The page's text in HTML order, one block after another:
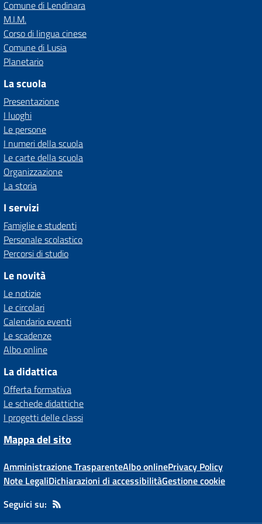
Comune di Lendinara
M.I.M.
Corso di lingua cinese
Comune di Lusia
Planetario
La scuola
Presentazione
I luoghi
Le persone
I numeri della scuola
Le carte della scuola
Organizzazione
La storia
I servizi
Famiglie e studenti
Personale scolastico
Percorsi di studio
Le novità
Le notizie
Le circolari
Calendario eventi
Le scadenze
Albo online
La didattica
Offerta formativa
Le schede didattiche
I progetti delle classi
Mappa del sito
Amministrazione TrasparenteAlbo onlinePrivacy Policy
Note LegaliDichiarazioni di accessibilitàGestione cookie
Seguici su: